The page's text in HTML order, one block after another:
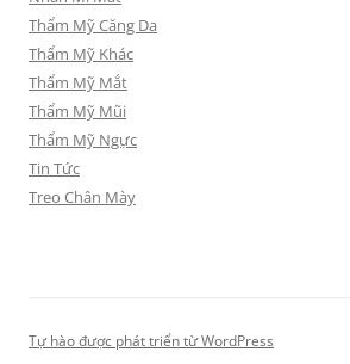
Thẩm Mỹ Căng Da
Thẩm Mỹ Khác
Thẩm Mỹ Mắt
Thẩm Mỹ Mũi
Thẩm Mỹ Ngực
Tin Tức
Treo Chân Mày
Tự hào được phát triển từ WordPress